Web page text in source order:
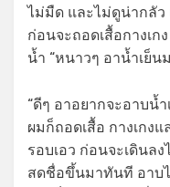
ไม่มืด และไม่ดูน่ากลัว
ก่อนจะถอดเสื้อกางเก
น้ำ “หนาวๆ อาน้ำเย็น
“ดีๆ อาอยากจะอาบน้
ผมก็ถอดเสื้อ กางเกง
รอบเอว ก่อนจะเดินล
สดชื่อขึ้นมาทันที อาบ